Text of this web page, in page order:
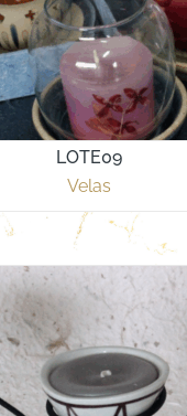
LOTE09
Velas